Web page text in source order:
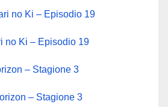
no Ki – Episodio 19
no Ki – Episodio 19
– Stagione 3
– Stagione 3